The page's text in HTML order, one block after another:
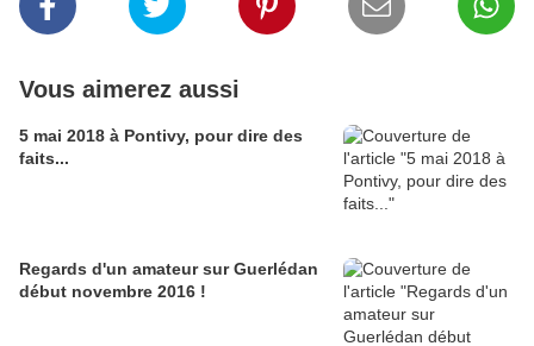
Vous aimerez aussi
5 mai 2018 à Pontivy, pour dire des
faits...
Regards d'un amateur sur Guerlédan
début novembre 2016 !